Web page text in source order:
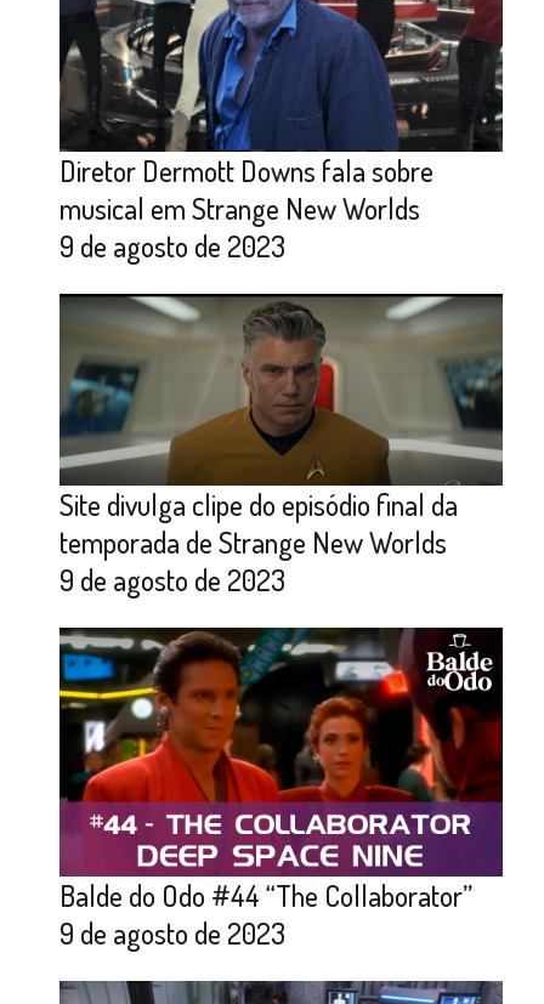
Diretor Dermott Downs fala sobre
musical em Strange New Worlds
9 de agosto de 2023
Site divulga clipe do episódio final da
temporada de Strange New Worlds
9 de agosto de 2023
Balde do Odo #44 “The Collaborator”
9 de agosto de 2023